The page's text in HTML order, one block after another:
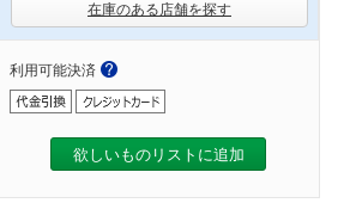
在庫のある店舗を探す
利用可能決済
欲しいものリストに追加